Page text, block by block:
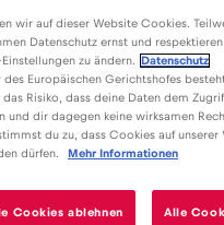
wir auf dieser Website Cookies.
Datenschutz ernst und
zu ändern.
Datenschutz
des Europäischen Gerichtshofes
Risiko, dass deine Daten dem
und dir dagegen keine wirksamen
du zu, dass Cookies auf unserer
dürfen.
Mehr Informationen
Cookies ablehnen Alle